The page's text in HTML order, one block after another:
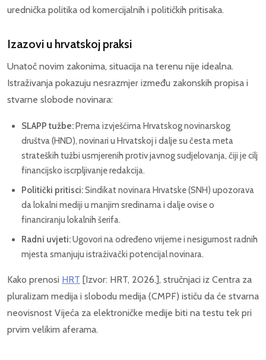
urednička politika od komercijalnih i političkih pritisaka.
Izazovi u hrvatskoj praksi
Unatoč novim zakonima, situacija na terenu nije idealna.
Istraživanja pokazuju nesrazmjer između zakonskih propisa i
stvarne slobode novinara:
SLAPP tužbe:Prema izvješćima Hrvatskog novinarskog
društva (HND), novinari u Hrvatskoj i dalje su česta meta
strateških tužbi usmjerenih protiv javnog sudjelovanja, čiji je cilj
financijsko iscrpljivanje redakcija.
Politički pritisci:Sindikat novinara Hrvatske (SNH) upozorava
da lokalni mediji u manjim sredinama i dalje ovise o
financiranju lokalnih šerifa.
Radni uvjeti:Ugovori na određeno vrijeme i nesigurnost radnih
mjesta smanjuju istraživački potencijal novinara.
Kako prenosi HRT [Izvor: HRT, 2026.], stručnjaci iz Centra za
pluralizam medija i slobodu medija (CMPF) ističu da će stvarna
neovisnost Vijeća za elektroničke medije biti na testu tek pri
prvim velikim aferama.